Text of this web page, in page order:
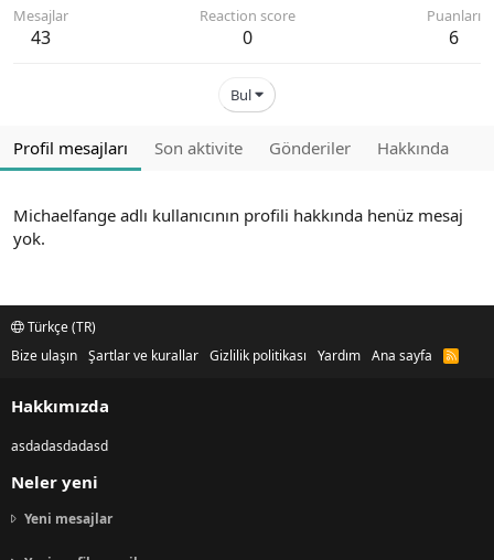
Mesajlar
43
Reaction score
0
Puanları
6
Bul
Profil mesajları Son aktivite Gönderiler Hakkında
Michaelfange adlı kullanıcının profili hakkında henüz mesaj
yok.
Türkçe (TR)
Bize ulaşın Şartlar ve kurallar Gizlilik politikası Yardım Ana sayfa
R
Hakkımızda
asdadasdadasd
Neler yeni
Yeni mesajlar